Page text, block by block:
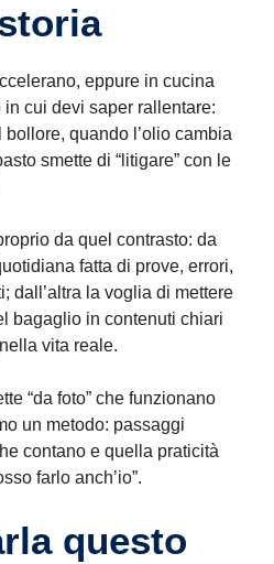
eppure in cucina
in cui devi saper rallentare:
quando l’olio cambia
smette di “litigare” con le
da quel contrasto: da
fatta di prove, errori,
dall’altra la voglia di mettere
bagaglio in contenuti chiari
vita reale.
“da foto” che funzionano
un metodo: passaggi
contano e quella praticità
farlo anch’io”.
questo